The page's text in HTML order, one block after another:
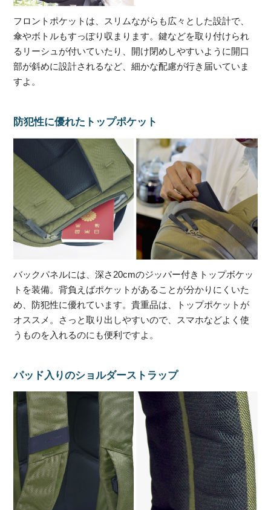
フロントポケットは、スリムながらも広々とした設計で、
傘やボトルもすっぽり収まります。鍵などを取り付けられ
るリーシュが付いていたり、開け閉めしやすいように開口
部が斜めに設計されるなど、細かな配慮が行き届いていま
すよ。
防犯性に優れたトップポケット
バックパネルには、深さ20cmのジッパー付きトップボケッ
トを装備。背負えばポケットがあることが分かりにくいた
め、防犯性に優れています。貴重品は、トップポケットが
オススメ。さっと取り出しやすいので、スマホなどよく使
うものを入れるのにも便利ですよ。
パッド入りのショルダーストラップ